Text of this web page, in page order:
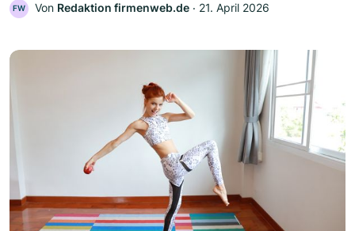
FW Von Redaktion firmenweb.de ‧ 21. April 2026